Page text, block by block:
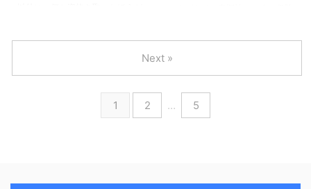
この質問への回答をメルマガの ...
宜しいでしょうか？ というのも
FPは投資顧問業とかをプレゼン
できないと言われてますが、逆に
どこまでしていいのでしょうか？
いてです。 以前、セミナーでお
っしゃっていたと思うのですが、
変額保険で年利6％運用が出てい
る場合とドルスマートで仮に年利
5％の状況と、NISA平均6％であ
1 2 … 5
Next »